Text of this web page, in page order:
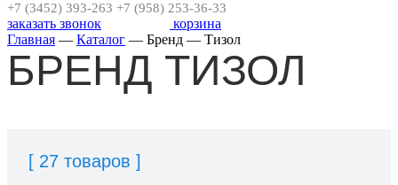
+7 (3452) 393-263 +7 (958) 253-36-33
заказать звонок
корзина
Главная — Каталог — Бренд — Тизол
БРЕНД ТИЗОЛ
[ 27 товаров ]